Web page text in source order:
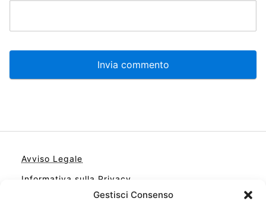
Gestisci Consenso
Avviso Legale
Informativa sulla Privacy